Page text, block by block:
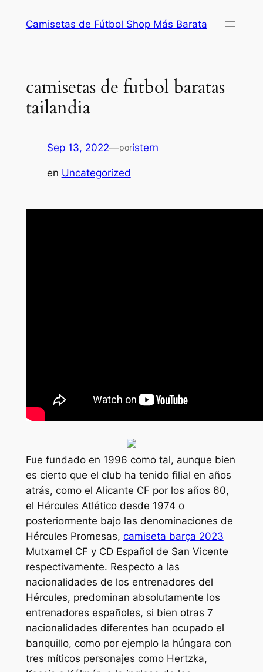
Camisetas de Fútbol Shop Más Barata
camisetas de futbol baratas
tailandia
Sep 13, 2022—poristern
en Uncategorized
Fue fundado en 1996 como tal, aunque bien
es cierto que el club ha tenido filial en años
atrás, como el Alicante CF por los años 60,
el Hércules Atlético desde 1974 o
posteriormente bajo las denominaciones de
Hércules Promesas, camiseta barça 2023
Mutxamel CF y CD Español de San Vicente
respectivamente. Respecto a las
nacionalidades de los entrenadores del
Hércules, predominan absolutamente los
entrenadores españoles, si bien otras 7
nacionalidades diferentes han ocupado el
banquillo, como por ejemplo la húngara con
tres míticos personajes como Hertzka,